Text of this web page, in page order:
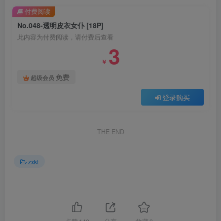
No.048-透明皮衣女仆 [18P]
此内容为付费阅读，请付费后查看
￥ 3
超级会员 免费
登录购买
付费阅读
THE END
zxkt